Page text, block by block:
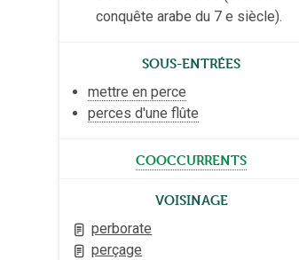
conquête arabe du 7 e siècle).
Sous-entrées
mettre en perce
perces d'une flûte
cooccurrents
Voisinage
perborate
perçage